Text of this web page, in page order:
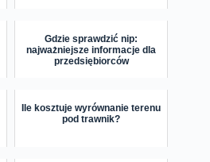
Gdzie sprawdzić nip:
najważniejsze informacje dla
przedsiębiorców
Ile kosztuje wyrównanie terenu
pod trawnik?